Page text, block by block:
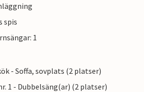
spis
1
- Soffa, sovplats (2 platser)
1 - Dubbelsäng(ar) (2 platser)